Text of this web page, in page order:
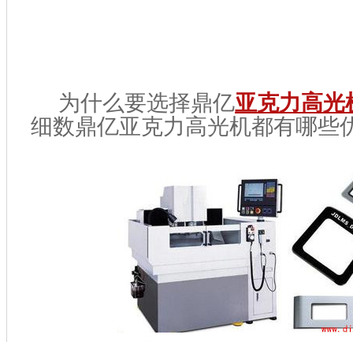
为什么要选择鼎亿亚克力高光
细数鼎亿亚克力高光机都有哪些